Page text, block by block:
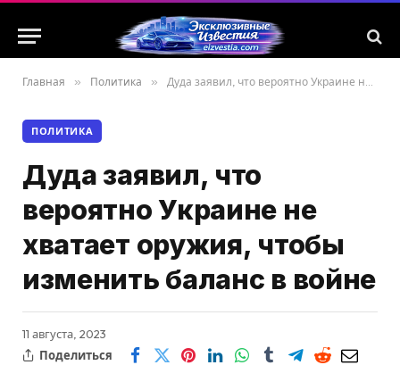
Главная » Политика » Дуда заявил, что вероятно Украине не хватает оружия, чтобы изменить баланс в войне
ПОЛИТИКА
Дуда заявил, что
вероятно Украине не
хватает оружия, чтобы
изменить баланс в войне
11 августа, 2023
Поделиться